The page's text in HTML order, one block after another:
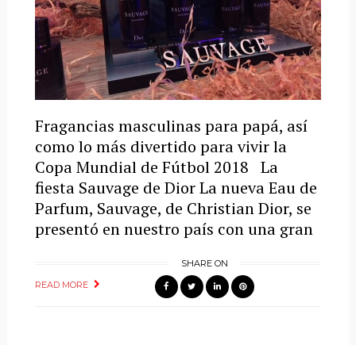
Fragancias masculinas para papá, así
como lo más divertido para vivir la
Copa Mundial de Fútbol 2018 La
fiesta Sauvage de Dior La nueva Eau de
Parfum, Sauvage, de Christian Dior, se
presentó en nuestro país con una gran
READ MORE
SHARE ON